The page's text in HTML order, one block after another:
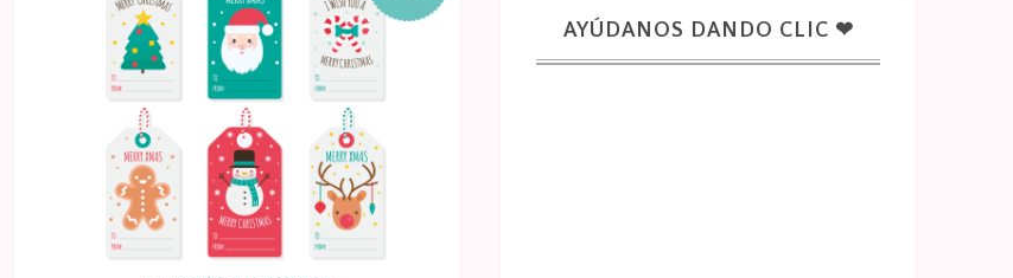
AYÚDANOS DANDO CLIC ❤